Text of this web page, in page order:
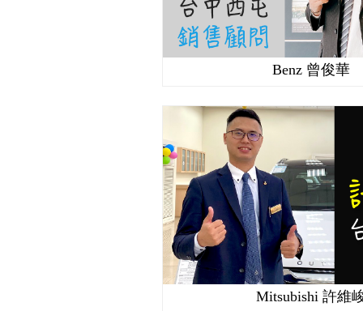
Benz 曾俊華
Mitsubishi 許維